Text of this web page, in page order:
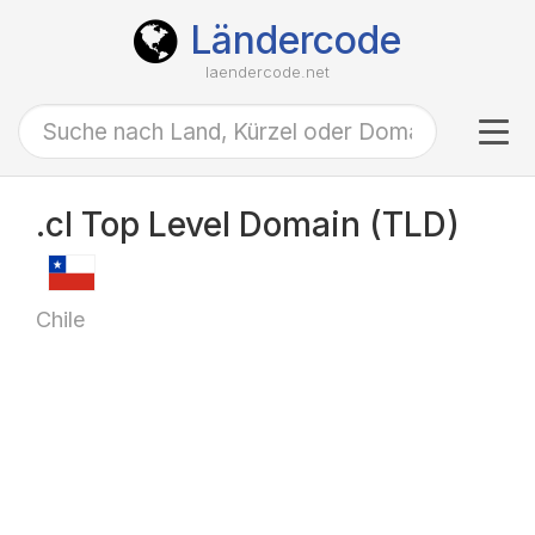
Ländercode
laendercode.net
.cl Top Level Domain (TLD)
Chile